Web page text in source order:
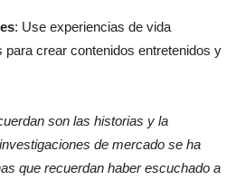
: Use experiencias de vida
para crear contenidos entretenidos y
son las historias y la
de mercado se ha
que recuerdan haber escuchado a